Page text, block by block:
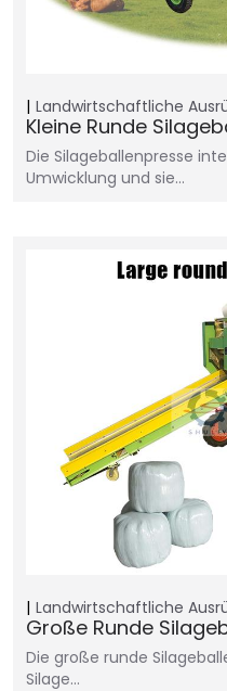
Landwirtschaftliche
Kleine Runde
Die Silageballenpresse
Umwicklung und sie…
Landwirtschaftliche
Große Runde
Die große runde
Silage…